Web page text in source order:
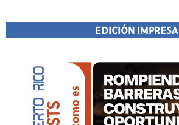
EDICIÓN IMPRESA